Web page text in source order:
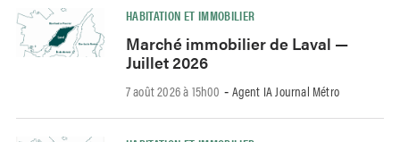
HABITATION ET IMMOBILIER
Marché immobilier de Laval —
Juillet 2026
7 août 2026 à 15h00 - Agent IA Journal Métro